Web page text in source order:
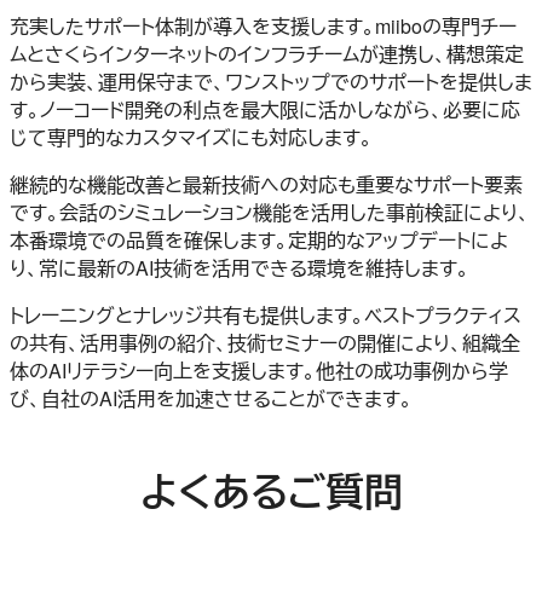
充実したサポート体制が導入を支援します。miiboの専門チー
ムとさくらインターネットのインフラチームが連携し、構想策定
から実装、運用保守まで、ワンストップでのサポートを提供しま
す。ノーコード開発の利点を最大限に活かしながら、必要に応
じて専門的なカスタマイズにも対応します。
継続的な機能改善と最新技術への対応も重要なサポート要素
です。会話のシミュレーション機能を活用した事前検証により、
本番環境での品質を確保します。定期的なアップデートによ
り、常に最新のAI技術を活用できる環境を維持します。
トレーニングとナレッジ共有も提供します。ベストプラクティス
の共有、活用事例の紹介、技術セミナーの開催により、組織全
体のAIリテラシー向上を支援します。他社の成功事例から学
び、自社のAI活用を加速させることができます。
よくあるご質問